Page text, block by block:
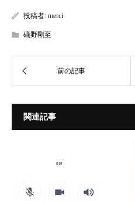
投稿者: merci
礒野剛至
関連記事